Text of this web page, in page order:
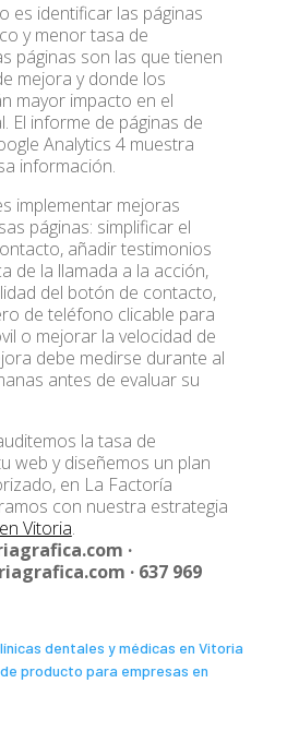
es identificar las páginas
y menor tasa de
páginas son las que tienen
mejora y donde los
mayor impacto en el
El informe de páginas de
Analytics 4 muestra
información.
implementar mejoras
páginas: simplificar el
añadir testimonios
de la llamada a la acción,
del botón de contacto,
de teléfono clicable para
o mejorar la velocidad de
debe medirse durante al
antes de evaluar su
la tasa de
web y diseñemos un plan
en La Factoría
con nuestra estrategia
Vitoria.
·
· 637 969
dentales y médicas en Vitoria
producto para empresas en